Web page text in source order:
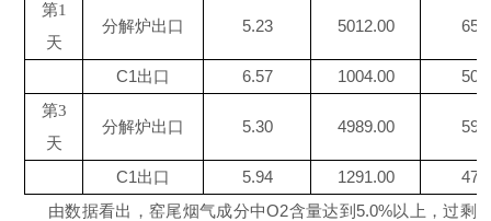
第1
天
分解炉出口 5.23 5012.00
C1出口 6.57 1004.00
第3
天
分解炉出口 5.30 4989.00
C1出口 5.94 1291.00
由数据看出，窑尾烟气成分中O2含量达到5.0%以上，过剩